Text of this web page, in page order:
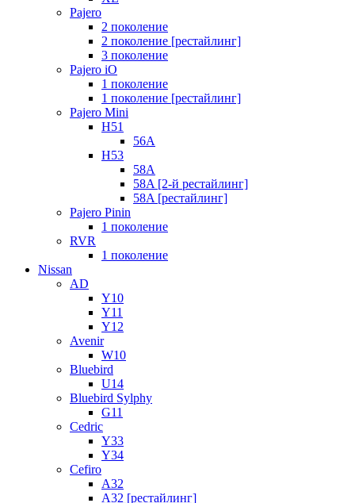
Pajero
2 поколение
2 поколение [рестайлинг]
3 поколение
Pajero iO
1 поколение
1 поколение [рестайлинг]
Pajero Mini
H51
56A
H53
58A
58A [2-й рестайлинг]
58A [рестайлинг]
Pajero Pinin
1 поколение
RVR
1 поколение
Nissan
AD
Y10
Y11
Y12
Avenir
W10
Bluebird
U14
Bluebird Sylphy
G11
Cedric
Y33
Y34
Cefiro
A32
A32 [рестайлинг]